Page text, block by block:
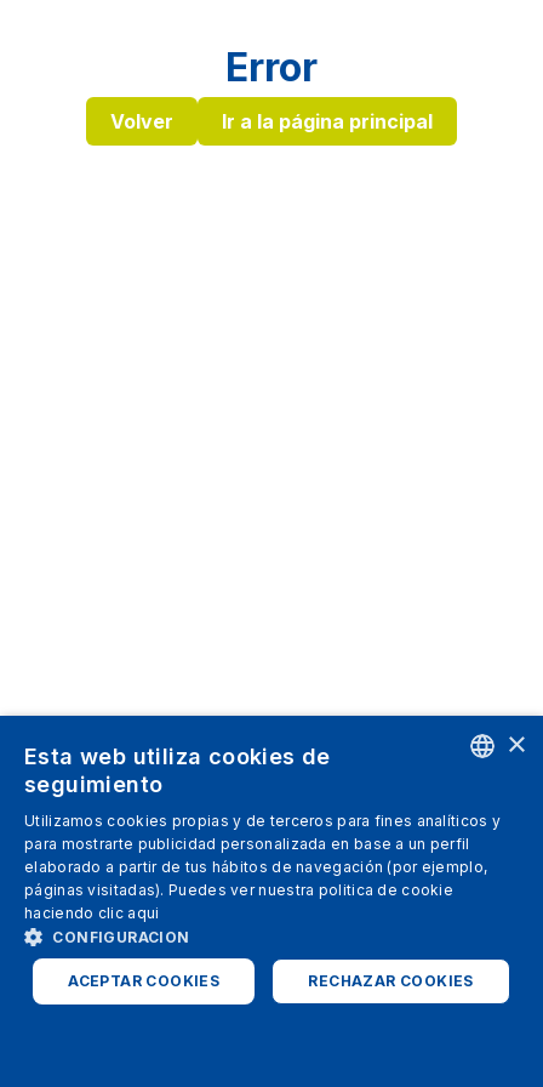
Error
Volver Ir a la página principal
SPANISH
ITALIAN
ENGLISH
×
Esta web utiliza cookies de
seguimiento
Utilizamos cookies propias y de terceros para fines analíticos y
para mostrarte publicidad personalizada en base a un perfil
elaborado a partir de tus hábitos de navegación (por ejemplo,
páginas visitadas). Puedes ver nuestra politica de cookie
haciendo clic aqui
CONFIGURACION
ACEPTAR COOKIES RECHAZAR COOKIES